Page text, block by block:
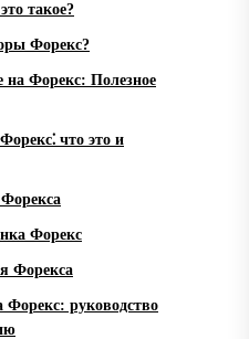
такое?
Форекс?
на Форекс: Полезное
что это и
Форекс
Форекса
руководство